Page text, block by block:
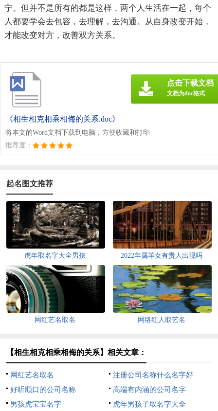
宁。但并不是所有的都是这样，两个人生活在一起，每个
人都要学会去包容，去理解，去沟通。从自身改变开始，
才能改变对方，改善双方关系。
《相生相克相乘相侮的关系.doc》
将本文的Word文档下载到电脑，方便收藏和打印
推荐度：
点击下载文档
文档为doc格式
起名图文推荐
虎年取名字大全男孩 2022年属羊女有贵人出现吗
网红艺名取名 网络红人取艺名
【相生相克相乘相侮的关系】相关文章：
网红艺名取名
注册公司名称什么名字好
好听顺口的公司名称
高端有内涵的公司名字
男孩虎宝宝名字
虎年男孩子取名字大全